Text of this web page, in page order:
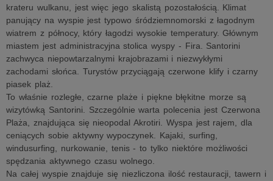
krateru wulkanu, jest więc jego skalistą pozostałością. Klimat
panujący na wyspie jest typowo śródziemnomorski z łagodnym
wiatrem z północy, który łagodzi wysokie temperatury. Głównym
miastem jest administracyjna stolica wyspy - Fira. Santorini
zachwyca niepowtarzalnymi krajobrazami i niezwykłymi
zachodami słońca. Turystów przyciągają czerwone klify i czarny
piasek plaż.
To właśnie rozległe, czarne plaże i piękne błękitne morze są
wizytówką Santorini. Szczególnie warta polecenia jest Czerwona
Plaża, znajdująca się nieopodal Akrotiri. Wyspa jest rajem, dla
ceniących sobie aktywny wypoczynek. Kajaki, surfing,
windusurfing, nurkowanie, tenis - to tylko niektóre możliwości
spędzania aktywnego czasu wolnego.
Na całej wyspie znajduje się niezliczona ilość restauracji, tawern i